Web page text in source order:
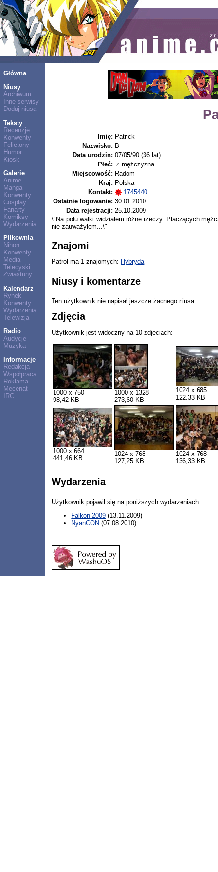
Główna
Niusy
Archiwum
Inne serwisy
Dodaj niusa
Teksty
Recenzje
Konwenty
Felietony
Humor
Kiosk
Galerie
Anime
Manga
Konwenty
Cosplay
Fanarty
Komiksy
Wydarzenia
Plikownia
Nihon
Konwenty
Media
Teledyski
Zwiastuny
Kalendarz
Rynek
Konwenty
Wydarzenia
Telewizja
Radio
Audycje
Muzyka
Informacje
Redakcja
Współpraca
Reklama
Mecenat
IRC
Imię: Patrick
Nazwisko: B
Data urodzin: 07/05/90 (36 lat)
Płeć: ♂ mężczyzna
Miejscowość: Radom
Kraj: Polska
Kontakt:
1745440
Ostatnie logowanie: 30.01.2010
Data rejestracji: 25.10.2009
\"Na polu walki widziałem różne rzeczy. Płaczących
nie zauważyłem...\"
Znajomi
Patrol ma 1 znajomych: Hybryda
Niusy i komentarze
Ten użytkownik nie napisał jeszcze żadnego niusa.
Zdjęcia
Użytkownik jest widoczny na 10 zdjęciach:
1000 x 750
98,42 KB
1000 x 1328
273,60 KB
1024 x 685
122,33 KB
1000 x 664
441,46 KB
1024 x 768
127,25 KB
1024 x 768
136,33 KB
Wydarzenia
Użytkownik pojawił się na poniższych wydarzeniach:
Falkon 2009 (13.11.2009)
NyanCON (07.08.2010)